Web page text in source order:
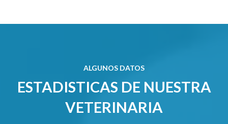
ALGUNOS DATOS
ESTADISTICAS DE NUESTRA
VETERINARIA